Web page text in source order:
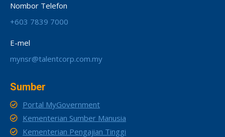
Nombor Telefon
+603 7839 7000
E-mel
mynsr@talentcorp.com.my
Sumber
Portal MyGovernment
Kementerian Sumber Manusia
Kementerian Pengajian Tinggi